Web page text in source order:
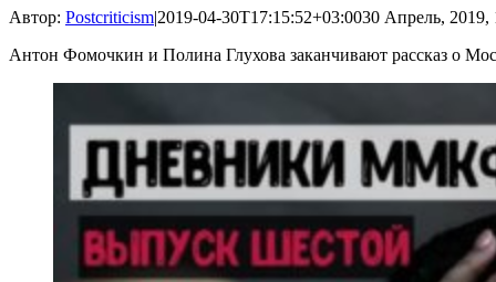
Автор: Postcriticism|2019-04-30T17:15:52+03:0030 Апрель, 2019,
Антон Фомочкин и Полина Глухова заканчивают рассказ о